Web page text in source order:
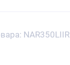
NAR350LIIR